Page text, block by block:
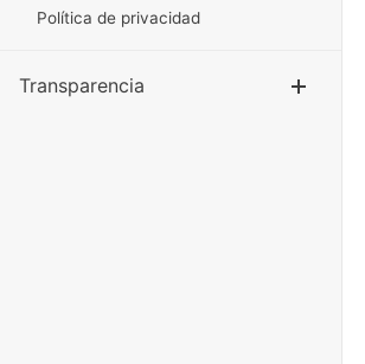
Política de privacidad
Transparencia